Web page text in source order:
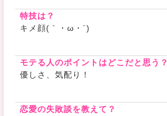
特技は？
キメ顔(｀・ω・´)
モテる人のポイントはどこだと思う？
優しさ、気配り！
恋愛の失敗談を教えて？